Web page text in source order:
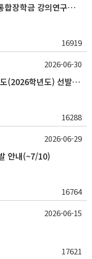
2026학년도 2학기 차세대 인문학자 통합장학금 강의연구조교 선발 안내(~7/8)
16919
SK에코플랜트 인문나눔장학생 9차년도(2026학년도) 선발 안내(~7/20)
16288
2026-06-30
안내(~7/10)
16764
2026-06-29
17621
2026-06-15